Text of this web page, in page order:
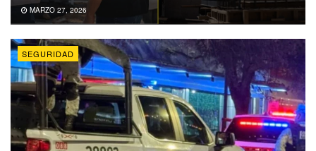
MARZO 27, 2026
SEGURIDAD